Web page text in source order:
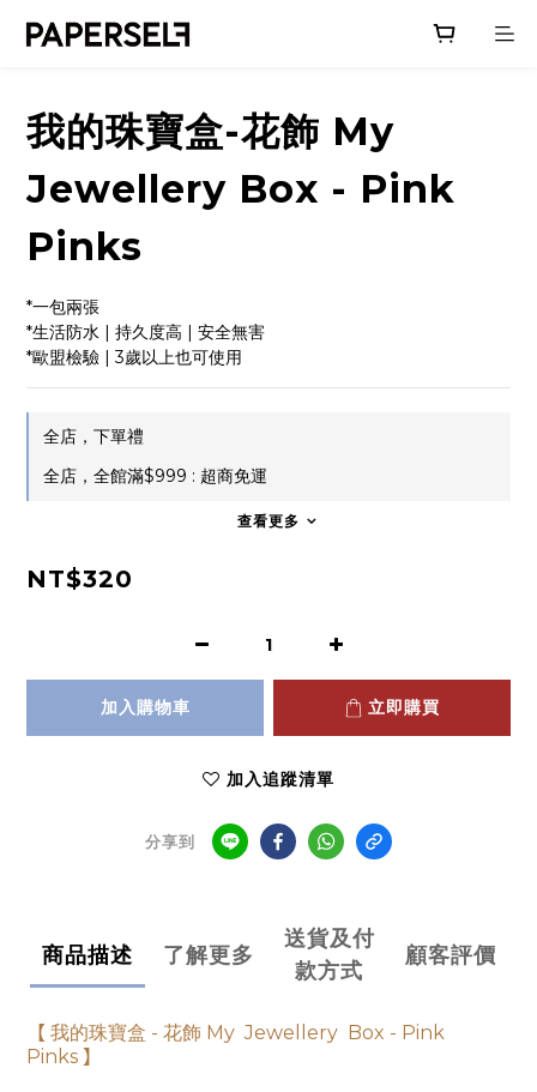
我的珠寶盒-花飾 My
Jewellery Box - Pink
Pinks
*一包兩張
*生活防水 | 持久度高 | 安全無害
*歐盟檢驗 | 3歲以上也可使用
全店，下單禮
全店，全館滿$999 : 超商免運
查看更多
NT$320
加入購物車 立即購買
加入追蹤清單
分享到
商品描述 了解更多
送貨及付
款方式
顧客評價
【 我的珠寶盒 - 花飾 My Jewellery Box - Pink
Pinks 】